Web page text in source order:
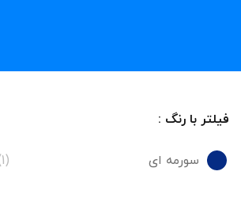
فیلتر با رنگ :
سورمه ای (1)